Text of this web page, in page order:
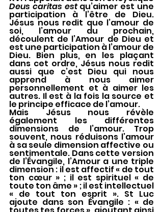
Deus caritas est qu’aimer est une
participation à l’être de Dieu.
Jésus nous redit que l’amour de
soi, l’amour du prochain,
découlent de l’Amour de Dieu et
est une participation à l’amour de
Dieu. Bien plus, en les plaçant
dans cet ordre, Jésus nous redit
aussi que c’est Dieu qui nous
apprend à nous aimer
personnellement et à aimer les
autres. Il est à la fois la source et
le principe efficace de l’amour.
Mais Jésus nous révèle
également les différentes
dimensions de l’amour. Trop
souvent, nous réduisons l’amour
à sa seule dimension affective ou
sentimentale. Dans cette version
de l’Évangile, l’Amour a une triple
dimension : il est affectif « de tout
ton cœur » ; il est spirituel « de
toute ton âme » ; il est intellectuel
« de tout ton esprit ». St Luc
ajoute dans son Évangile : « de